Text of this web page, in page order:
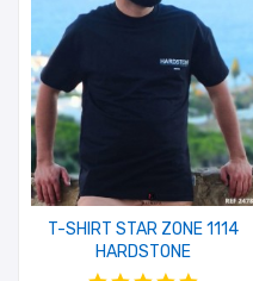
T-SHIRT STAR ZONE 1114
HARDSTONE